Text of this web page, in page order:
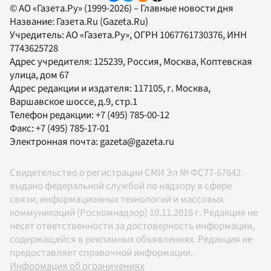
© АО «Газета.Ру» (1999-2026) – Главные новости дня
Название: Газета.Ru (Gazeta.Ru)
Учредитель:АО «Газета.Ру», ОГРН 1067761730376, ИНН
7743625728
Адрес учредителя: 125239, Россия, Москва, Коптевская
улица, дом 67
Адрес редакции и издателя: 117105, г. Москва,
Варшавское шоссе, д.9, стр.1
Телефон редакции:+7 (495) 785-00-12
Факс:+7 (495) 785-17-01
Электронная почта: gazeta@gazeta.ru
Свидетельство о регистрации СМИ Эл № ФС77-67642
выдано федеральной службой по надзору в сфере
связи, информационных технологий и массовых
коммуникаций (Роскомнадзор) 10.11.2016 г. Редакция не
несет ответственности за достоверность информации,
содержащейся в рекламных объявлениях. Редакция не
предоставляет справочной информации.
Информация об ограничениях